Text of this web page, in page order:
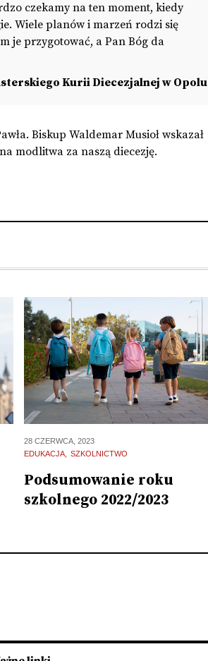
czekamy na ten moment, kiedy
Wiele planów i marzeń rodzi się
je przygotować, a Pan Bóg da
Kurii Diecezjalnej w Opolu
Biskup Waldemar Musioł wskazał
modlitwa za naszą diecezję.
28 CZERWCA, 2023
EDUKACJA
SZKOLNICTWO
Podsumowanie roku
szkolnego 2022/2023